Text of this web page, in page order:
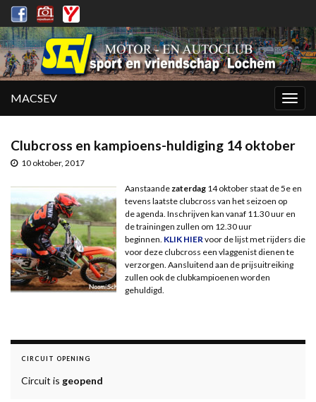
MACSEV
Clubcross en kampioens-huldiging 14 oktober
10 oktober, 2017
Aanstaande zaterdag 14 oktober staat de 5e en
tevens laatste clubcross van het seizoen op
de agenda. Inschrijven kan vanaf 11.30 uur en
de trainingen zullen om 12.30 uur
beginnen. KLIK HIER voor de lijst met rijders die
voor deze clubcross een vlaggenist dienen te
verzorgen. Aansluitend aan de prijsuitreiking
zullen ook de clubkampioenen worden
gehuldigd.
CIRCUIT OPENING
Circuit is geopend